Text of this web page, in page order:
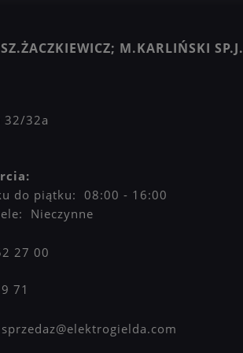
M.KARLIŃSKI SP.J.
32/32a
do piątku: 08:00 - 16:00
Nieczynne
27 00
71
sprzedaz@elektrogielda.com